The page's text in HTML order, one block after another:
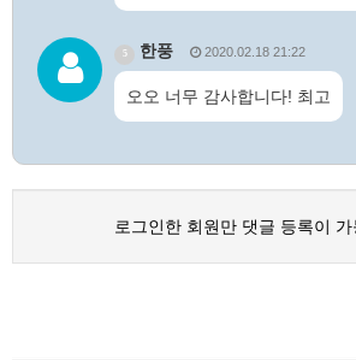
5 한풍 2020.02.18 21:22
오오 너무 감사합니다! 최고
로그인한 회원만 댓글 등록이 가